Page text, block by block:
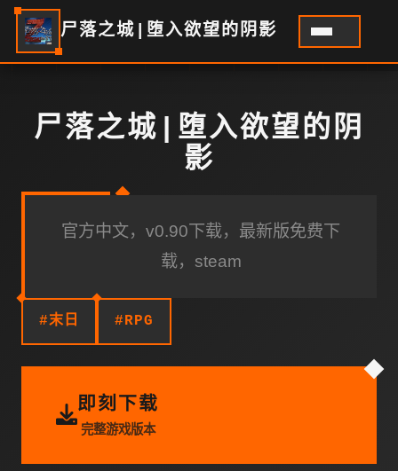
尸落之城|堕入欲望的阴影
尸落之城|堕入欲望的阴
影
官方中文，v0.90下载，最新版免费下
载，steam
#末日 #RPG
即刻下载
完整游戏版本